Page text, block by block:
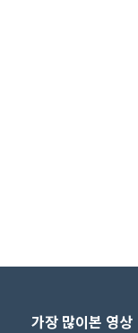
가장 많이본 영상